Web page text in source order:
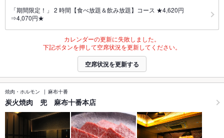
「期間限定！」 2 時間【食べ放題＆飲み放題】コース ★4,620円
⇒4,070円★
カレンダーの更新に失敗しました。
下記ボタンを押して空席状況を更新してください。
空席状況を更新する
焼肉・ホルモン 麻布十番
炭火焼肉 兜 麻布十番本店